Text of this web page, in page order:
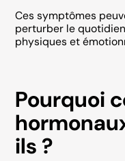
Ces symptômes
perturber le
physiques et
Pourquoi
ils ?